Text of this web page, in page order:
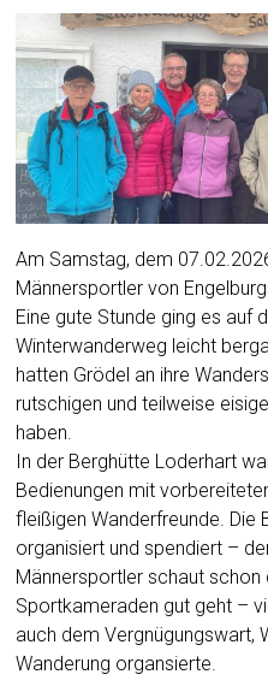
Am Samstag, dem
Männersportler von
Eine gute Stunde ging es auf
Winterwanderweg leicht
hatten Grödel an ihre
rutschigen und teilweise
haben.
In der Berghütte Loderhart
Bedienungen mit
fleißigen Wanderfreunde. Die
organisiert und spendiert –
Männersportler schaut schon
Sportkameraden gut geht –
auch dem Vergnügungswart,
Wanderung organsierte.